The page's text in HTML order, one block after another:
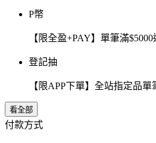
P幣
【限全盈+PAY】單筆滿$5000
登記抽
【限APP下單】全站指定品
看全部
付款方式